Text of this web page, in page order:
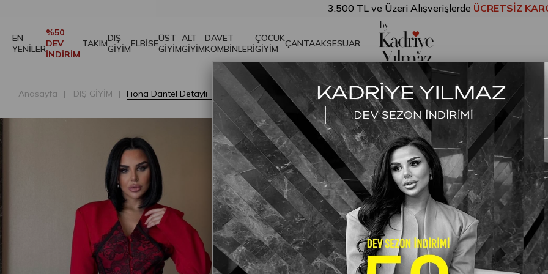
3.500 TL ve Üzeri AlışverişlerdeÜCRETSİZ KARGO!
EN
YENİLER
%50
DEV
İNDİRİM
TAKIMDIŞ
GİYİMELBİSEÜST
GİYİM
ALT
GİYİM
DAVET
KOMBİNLERİ
ÇOCUK
GİYİM
ÇANTAAKSESUAR
Anasayfa DIŞ GİYİM Fiona Dantel Detaylı Tasarım Ceket Kırmızı